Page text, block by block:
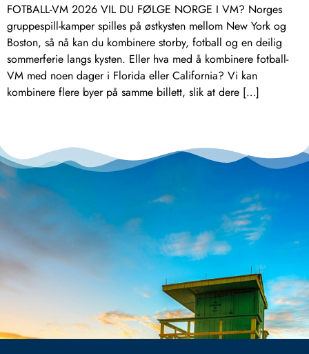
FOTBALL-VM 2026 VIL DU FØLGE NORGE I VM? Norges
gruppespill-kamper spilles på østkysten mellom New York og
Boston, så nå kan du kombinere storby, fotball og en deilig
sommerferie langs kysten. Eller hva med å kombinere fotball-
VM med noen dager i Florida eller California? Vi kan
kombinere flere byer på samme billett, slik at dere […]